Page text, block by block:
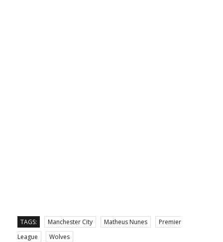
TAGS: Manchester City Matheus Nunes
Premier
League
Wolves